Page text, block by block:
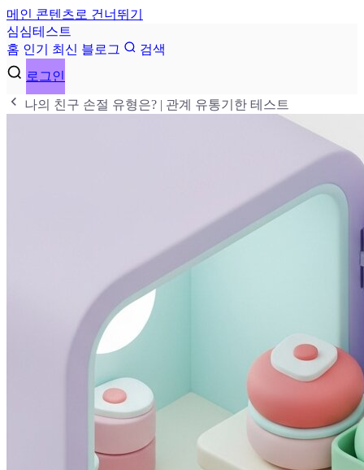
메인 콘텐츠로 건너뛰기
심심테 스 트
홈 인기 최신 블로그
검색
로그인
나의 친구 손절 유형은? | 관계 유통기한 테스트